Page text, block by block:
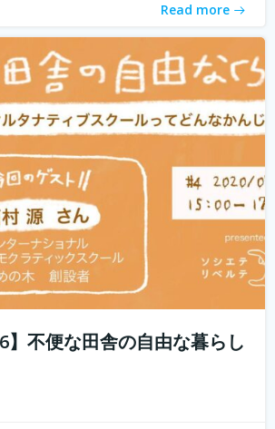
Read more
】不便な田舎の自由な暮らし
の時代」と言われ、SNSを通じて誰で
発信できるようになってきました。 し
いる方も多いのではないでしょうか？